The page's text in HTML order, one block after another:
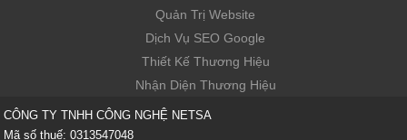
Quản Trị Website
Dịch Vụ SEO Google
Thiết Kế Thương Hiệu
Nhận Diện Thương Hiệu
CÔNG TY TNHH CÔNG NGHỆ NETSA
Mã số thuế: 0313547048